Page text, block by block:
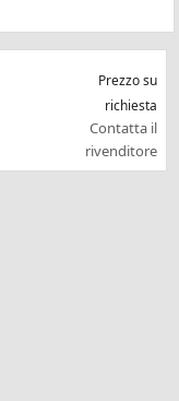
Prezzo su
richiesta
Contatta il
rivenditore